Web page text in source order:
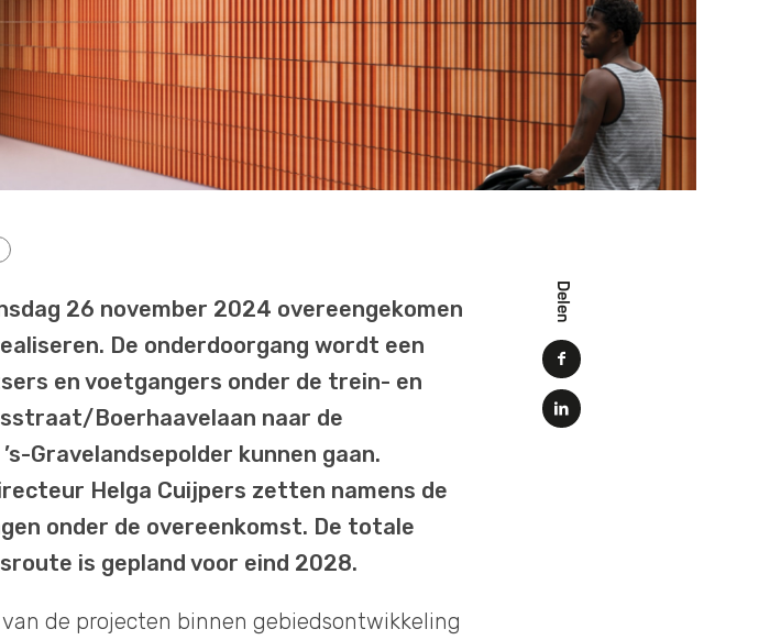
Delen
26 november 2024 overeengekomen
De onderdoorgang wordt een
en voetgangers onder de trein- en
Boerhaavelaan naar de
Gravelandsepolder kunnen gaan.
Helga Cuijpers zetten namens de
onder de overeenkomst. De totale
is gepland voor eind 2028.
de projecten binnen gebiedsontwikkeling